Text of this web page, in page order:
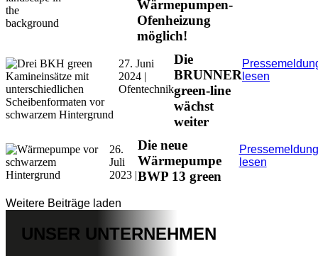
Wärmepumpen-
Ofenheizung
möglich!
27. Juni
2024 |
Ofentechnik
Die
BRUNNER
green-line
wächst
weiter
lesen
26.
Juli
2023 |
Die neue
Wärmepumpe
BWP 13 green
Pressemeldung
lesen
Weitere Beiträge laden
UNSER UNTERNEHMEN